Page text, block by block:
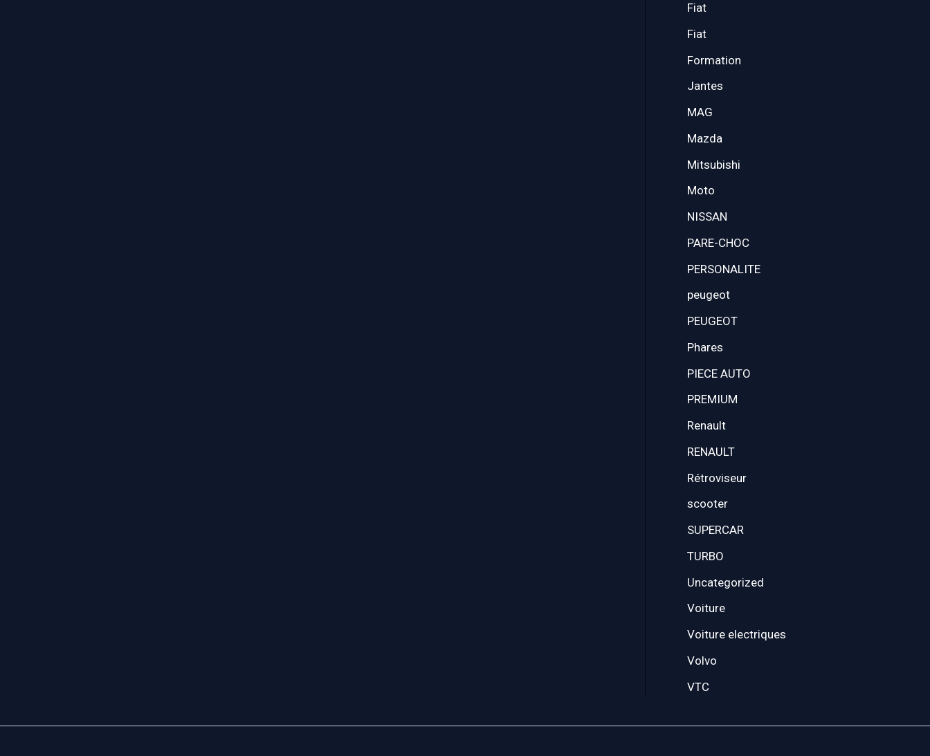
Fiat
Fiat
Formation
Jantes
MAG
Mazda
Mitsubishi
Moto
NISSAN
PARE-CHOC
PERSONALITE
peugeot
PEUGEOT
Phares
PIECE AUTO
PREMIUM
Renault
RENAULT
Rétroviseur
scooter
SUPERCAR
TURBO
Uncategorized
Voiture
Voiture electriques
Volvo
VTC